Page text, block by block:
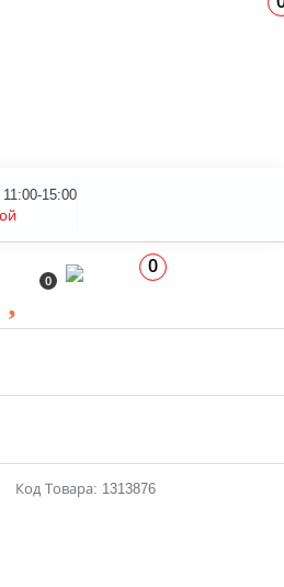
15:00
0
0
Код Товара: 1313876